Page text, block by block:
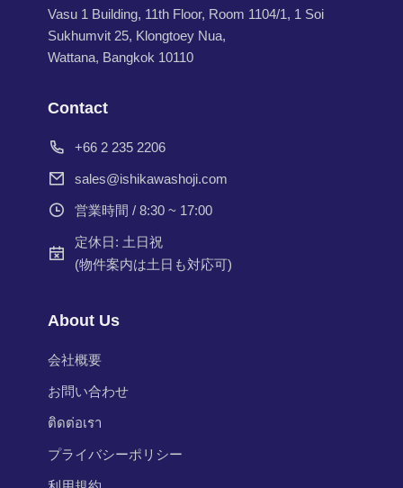
Vasu 1 Building, 11th Floor, Room 1104/1, 1 Soi
Sukhumvit 25, Klongtoey Nua,
Wattana, Bangkok 10110
Contact
+66 2 235 2206
sales@ishikawashoji.com
営業時間 / 8:30 ~ 17:00
定休日: 土日祝
(物件案内は土日も対応可)
About Us
会社概要
お問い合わせ
ติดต่อเรา
プライバシーポリシー